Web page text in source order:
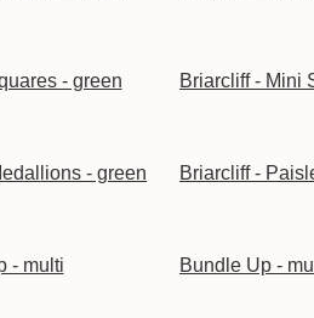
Briarcliff - Mini
Briarcliff -
Bundle Up -